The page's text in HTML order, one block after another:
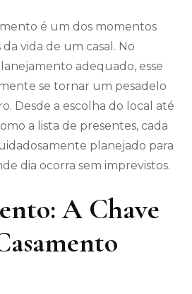
é um dos momentos
vida de um casal. No
adequado, esse
se tornar um pesadelo
Desde a escolha do local até
a lista de presentes, cada
planejado para
dia ocorra sem imprevistos.
A Chave